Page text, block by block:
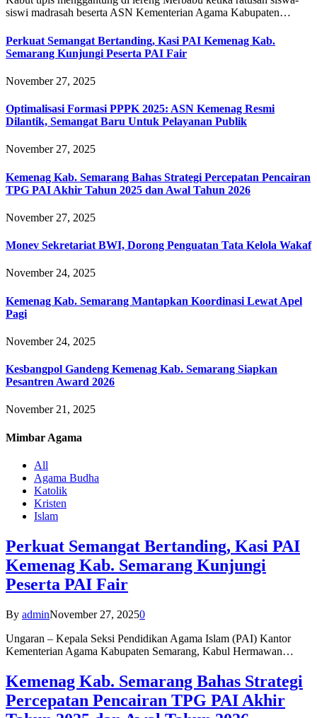
siswi madrasah beserta ASN Kementerian Agama Kabupaten…
Perkuat Semangat Bertanding, Kasi PAI Kemenag Kab.
Semarang Kunjungi Peserta PAI Fair
November 27, 2025
Optimalisasi Formasi PPPK 2025: ASN Kemenag Resmi
Dilantik, Semangat Baru Untuk Pelayanan Publik
November 27, 2025
Kemenag Kab. Semarang Bahas Strategi Percepatan Pencairan
TPG PAI Akhir Tahun 2025 dan Awal Tahun 2026
November 27, 2025
Monev Sekretariat BWI, Dorong Penguatan Tata Kelola Wakaf
November 24, 2025
Kemenag Kab. Semarang Mantapkan Koordinasi Lewat Apel
Pagi
November 24, 2025
Kesbangpol Gandeng Kemenag Kab. Semarang Siapkan
Pesantren Award 2026
November 21, 2025
Mimbar Agama
All
Agama Budha
Katolik
Kristen
Islam
Perkuat Semangat Bertanding, Kasi PAI
Kemenag Kab. Semarang Kunjungi
Peserta PAI Fair
By adminNovember 27, 20250
Ungaran – Kepala Seksi Pendidikan Agama Islam (PAI) Kantor
Kementerian Agama Kabupaten Semarang, Kabul Hermawan…
Kemenag Kab. Semarang Bahas Strategi
Percepatan Pencairan TPG PAI Akhir